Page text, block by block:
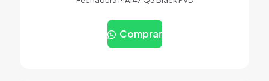
Comprar